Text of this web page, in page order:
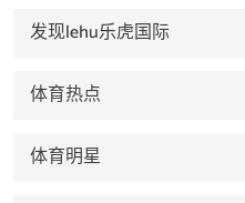
发现lehu乐虎国际
体育热点
体育明星